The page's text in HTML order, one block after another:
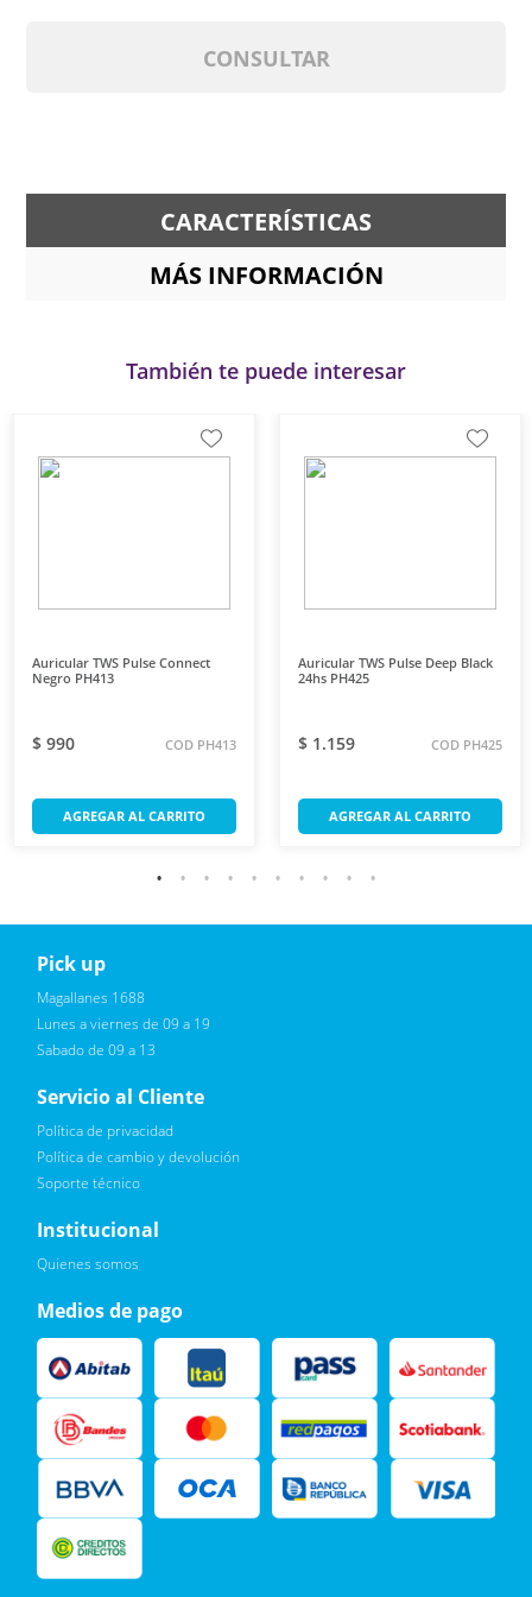
CONSULTAR
CARACTERÍSTICAS
MÁS INFORMACIÓN
También te puede interesar
Auricular TWS Pulse Connect
Negro PH413
$ 990 COD PH413
AGREGAR AL CARRITO
Auricular TWS Pulse Deep Black
24hs PH425
$ 1.159 COD PH425
AGREGAR AL CARRITO
Reciba novedades, promociones exclusivas
Leí, soy consciente de las condiciones para el tratamiento de
mis datos personales y doy mi consentimiento, tal y como se
Pick up
Magallanes 1688
Lunes a viernes de 09 a 19
Sabado de 09 a 13
Servicio al Cliente
Política de privacidad
Política de cambio y devolución
Soporte técnico
Institucional
Quienes somos
Medios de pago